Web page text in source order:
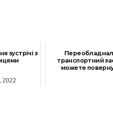
зустрічі з
2022
транспортний
можете